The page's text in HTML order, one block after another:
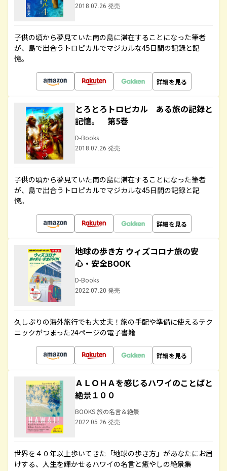
2018.07.26 発売
子供の頃から夢見ていた南の島に滞在することになった筆者
が、島で出合うトロピカルでマジカルな45日間の記録と記
憶。
詳細を見る
とろとろトロピカル ある旅の記録と
記憶。 第5巻
D-Books
2018.07.26 発売
子供の頃から夢見ていた南の島に滞在することになった筆者
が、島で出合うトロピカルでマジカルな45日間の記録と記
憶。
詳細を見る
地球の歩き方 ウィズコロナ旅の安
心・安全BOOK
D-Books
2022.07.20 発売
久しぶりの海外旅行でも大丈夫！旅の手配や準備に使えるテク
ニックがつまった24ページの電子書籍
詳細を見る
ＡＬＯＨＡを感じるハワイのことばと
絶景１００
BOOKS 旅の名言＆絶景
2022.05.26 発売
世界を４０年以上歩いてきた「地球の歩き方」があなたにお届
けする、人生を輝かせるハワイの名言と癒やしの絶景集